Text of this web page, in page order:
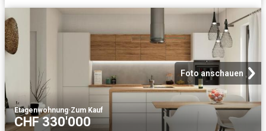
Foto anschauen
Etagenwohnung·Zum Kauf
CHF 330'000